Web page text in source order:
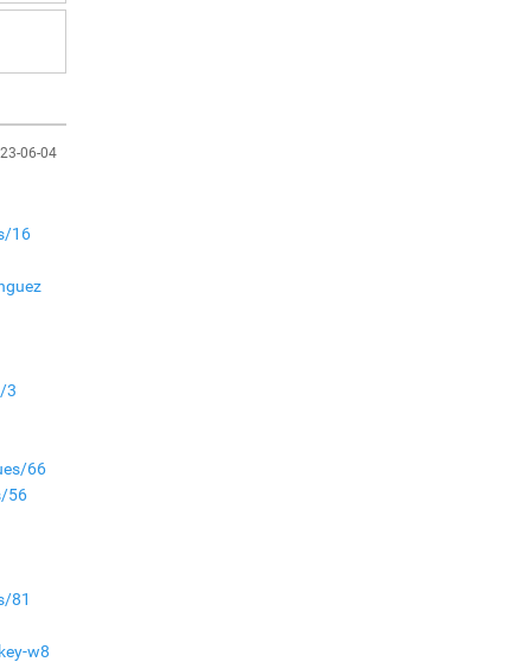
06-04
16
3
66
56
81
w8